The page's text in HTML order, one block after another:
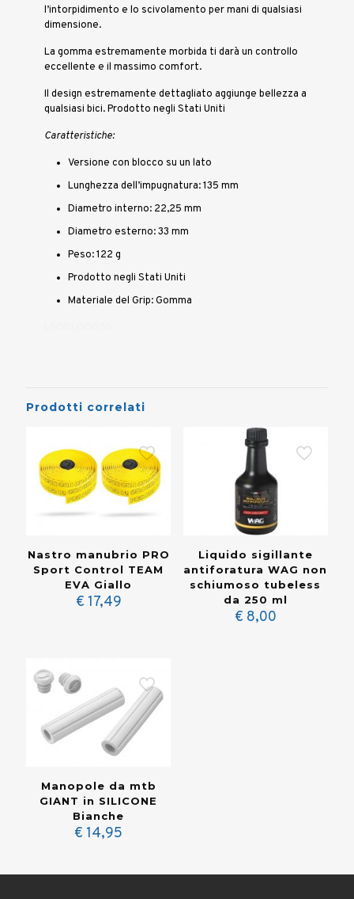
l’intorpidimento e lo scivolamento per mani di qualsiasi
dimensione.
La gomma estremamente morbida ti darà un controllo
eccellente e il massimo comfort.
Il design estremamente dettagliato aggiunge bellezza a
qualsiasi bici. Prodotto negli Stati Uniti
Caratteristiche:
Versione con blocco su un lato
Lunghezza dell’impugnatura: 135 mm
Diametro interno: 22,25 mm
Diametro esterno: 33 mm
Peso: 122 g
Prodotto negli Stati Uniti
Materiale del Grip: Gomma
Prodotti correlati
Nastro manubrio PRO
Sport Control TEAM
EVA Giallo
€ 17,49
Liquido sigillante
antiforatura WAG non
schiumoso tubeless
da 250 ml
€ 8,00
Manopole da mtb
GIANT in SILICONE
Bianche
€ 14,95